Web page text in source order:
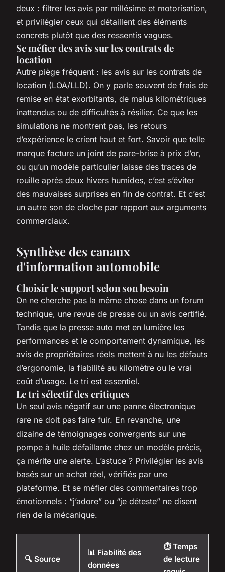
deux : filtrer les avis par millésime et motorisation,
et privilégier ceux qui détaillent des éléments
concrets plutôt que des ressentis vagues.
Se méfier des avis sur les contrats de
location
Autre piège fréquent : les avis sur les contrats de
location (LOA/LLD). On y parle souvent de frais de
remise en état exorbitants, de malus kilométriques
inattendus ou de difficultés à résilier. Ce que les
simulations ne montrent pas, les retours
d’expérience le crient haut et fort. Savoir que telle
marque facture un joint de pare-brise à prix d’or,
ou qu’un modèle particulier laisse des traces de
rouille après deux hivers humides, c’est s’éviter
des mauvaises surprises en fin de contrat. Et c’est
un autre son de cloche par rapport aux arguments
commerciaux.
Synthèse des canaux
d'information automobile
Choisir le support selon son besoin
On ne cherche pas la même chose dans un forum
technique, une revue de presse ou un avis certifié.
Tandis que la presse auto met en lumière les
performances et le comportement dynamique, les
avis de propriétaires réels mettent à nu les défauts
d’ergonomie, la fiabilité au kilomètre ou le vrai
coût d’usage. Le tri est essentiel.
Le tri sélectif des critiques
Un seul avis négatif sur une panne électronique
rare ne doit pas faire fuir. En revanche, une
dizaine de témoignages convergents sur une
pompe à huile défaillante chez un modèle précis,
ça mérite une alerte. L’astuce ? Privilégier les avis
basés sur un achat réel, vérifiés par une
plateforme. Et se méfier des commentaires trop
émotionnels : “j’adore” ou “je déteste” ne disent
rien de la mécanique.
🔍 Source
📊 Fiabilité des
données
⏱️ Temps
de lecture